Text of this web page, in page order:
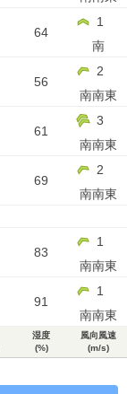
64
1
南
56
2
南南東
61
3
南南東
69
2
南南東
83
1
南南東
91
1
南南東
湿度
(%)
風向風速
(m/s)